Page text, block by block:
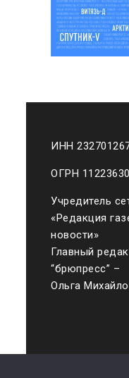
ИНН
ОГРН
Учредитель
«Редакция
новости»
Главный
“брюпресс” –
Ольга